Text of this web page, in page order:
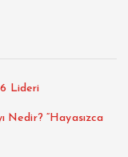
Lideri
Nedir? “Hayasızca